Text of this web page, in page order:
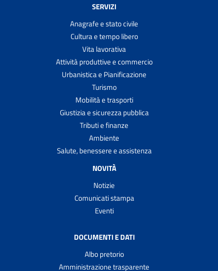
SERVIZI
Anagrafe e stato civile
Cultura e tempo libero
Vita lavorativa
Attività produttive e commercio
Urbanistica e Pianificazione
Turismo
Mobilità e trasporti
Giustizia e sicurezza pubblica
Tributi e finanze
Ambiente
Salute, benessere e assistenza
NOVITÀ
Notizie
Comunicati stampa
Eventi
DOCUMENTI E DATI
Albo pretorio
Amministrazione trasparente